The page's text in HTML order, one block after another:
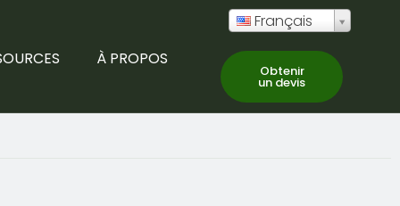
Français
À PROPOS
Obtenir
un devis